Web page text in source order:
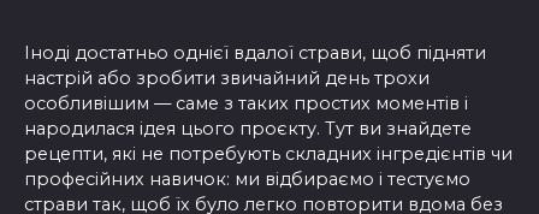
Іноді достатньо однієї вдалої страви, щоб підняти
настрій або зробити звичайний день трохи
особливішим — саме з таких простих моментів і
народилася ідея цього проєкту. Тут ви знайдете
рецепти, які не потребують складних інгредієнтів чи
професійних навичок: ми відбираємо і тестуємо
страви так, щоб їх було легко повторити вдома без